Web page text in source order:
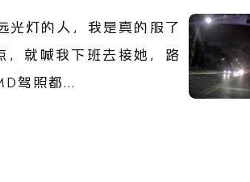
光灯的人，我是真的服了
就喊我下班去接她，路
驾照都...